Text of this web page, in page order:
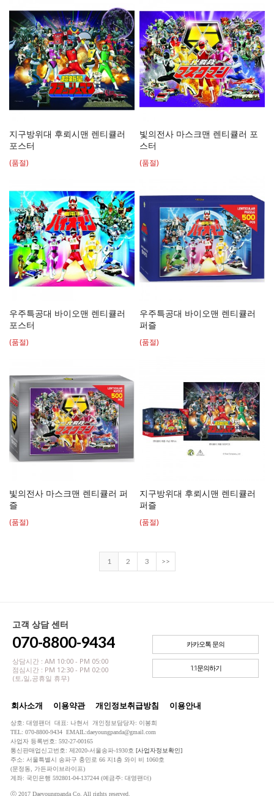
지구방위대 후뢰시맨 렌티큘러
포스터
(품절)
빛의전사 마스크맨 렌티큘러 포
스터
(품절)
우주특공대 바이오맨 렌티큘러
포스터
(품절)
우주특공대 바이오맨 렌티큘러
퍼즐
(품절)
빛의전사 마스크맨 렌티큘러 퍼
즐
(품절)
지구방위대 후뢰시맨 렌티큘러
퍼즐
(품절)
1 2 3 >>
고객 상담 센터
070-8800-9434
상담시간 : AM 10:00 - PM 05:00
점심시간 : PM 12:30 - PM 02:00
(토,일,공휴일 휴무)
카카오톡 문의
1:1문의하기
회사소개 이용약관 개인정보취급방침 이용안내
상호: 대영팬더 대표: 나현서 개인정보담당자: 이봉희
TEL: 070-8800-9434 EMAIL:daeyoungpanda@gmail.com
사업자 등록번호: 592-27-00165
통신판매업신고번호: 제2020-서울송파-1930호 [사업자정보확인]
주소: 서울특별시 송파구 충민로 66 지1층 와이 비 1060호
(문정동, 가든파이브라이프)
계좌: 국민은행 592801-04-137244 (예금주: 대영팬더)
ⓒ 2017 Daeyoungpanda Co. All rights reserved.